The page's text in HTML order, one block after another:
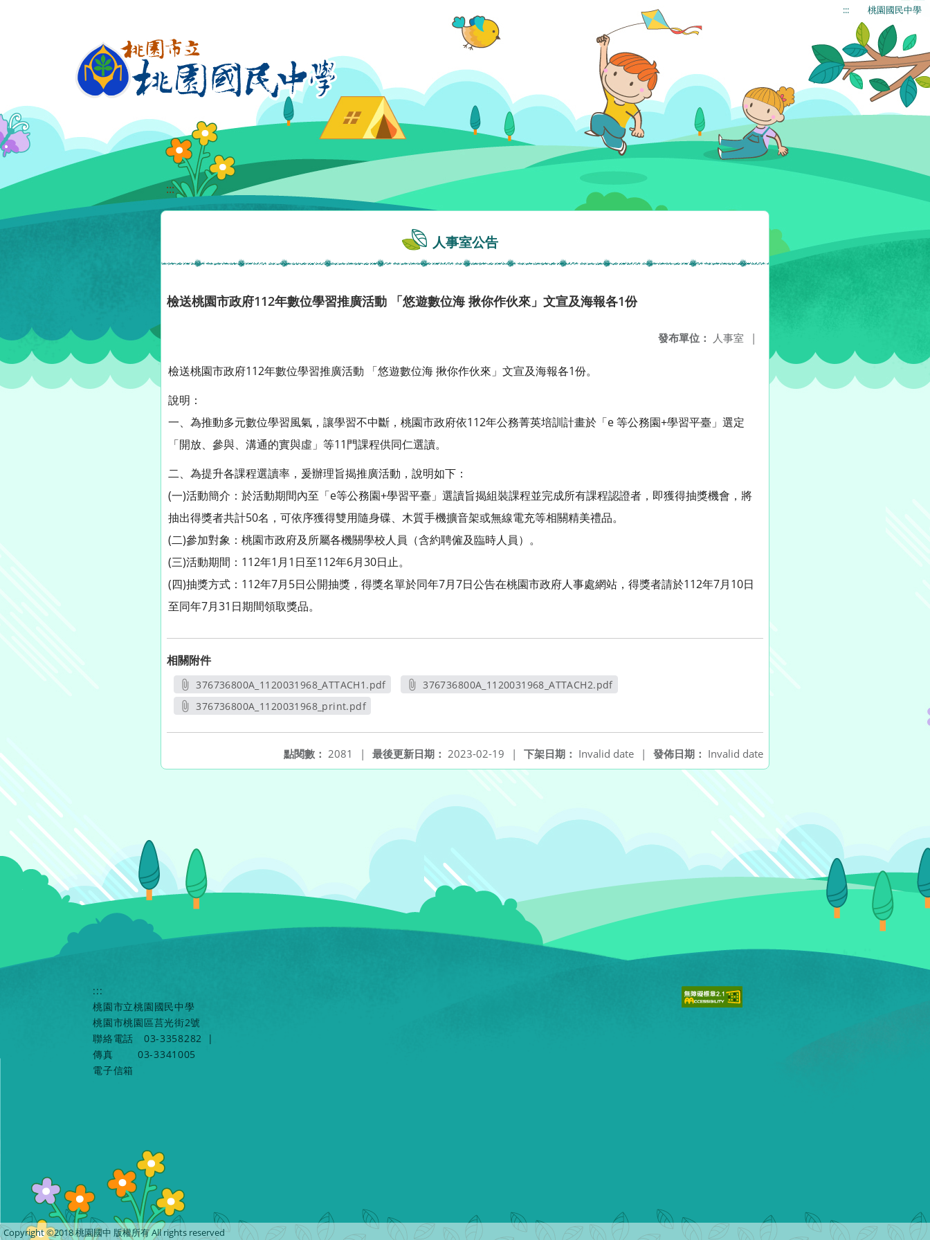
::: 桃園國民中學
:::
人事室公告
檢送桃園市政府112年數位學習推廣活動 「悠遊數位海 揪你作伙來」文宣及海報各1份
發布單位： 人事室 |
檢送桃園市政府112年數位學習推廣活動 「悠遊數位海 揪你作伙來」文宣及海報各1份。
說明：
一、為推動多元數位學習風氣，讓學習不中斷，桃園市政府依112年公務菁英培訓計畫於「e 等公務園+學習平臺」選定
「開放、參與、溝通的實與虛」等11門課程供同仁選讀。
二、為提升各課程選讀率，爰辦理旨揭推廣活動，說明如下：
(一)活動簡介：於活動期間內至「e等公務園+學習平臺」選讀旨揭組裝課程並完成所有課程認證者，即獲得抽獎機會，將
抽出得獎者共計50名，可依序獲得雙用隨身碟、木質手機擴音架或無線電充等相關精美禮品。
(二)參加對象：桃園市政府及所屬各機關學校人員（含約聘僱及臨時人員）。
(三)活動期間：112年1月1日至112年6月30日止。
(四)抽獎方式：112年7月5日公開抽獎，得獎名單於同年7月7日公告在桃園市政府人事處網站，得獎者請於112年7月10日
至同年7月31日期間領取獎品。
相關附件
376736800A_1120031968_ATTACH1.pdf
另開新視窗
376736800A_1120031968_ATTACH2.pdf
376736800A_1120031968_print.pdf
發佈日期： Invalid date
下架日期： Invalid date |
最後更新日期： 2023-02-19 |
點閱數： 2081 |
:::
桃園市立桃園國民中學
桃園市桃園區莒光街2號
聯絡電話
03-3358282
|
傳真
03-3341005
電子信箱
Copyright ©2018 桃園國中 版權所有 All rights reserved